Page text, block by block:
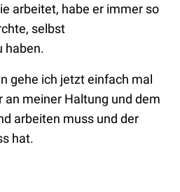
arbeitet, habe er immer so
selbst
haben.
gehe ich jetzt einfach mal
an meiner Haltung und dem
arbeiten muss und der
hat.